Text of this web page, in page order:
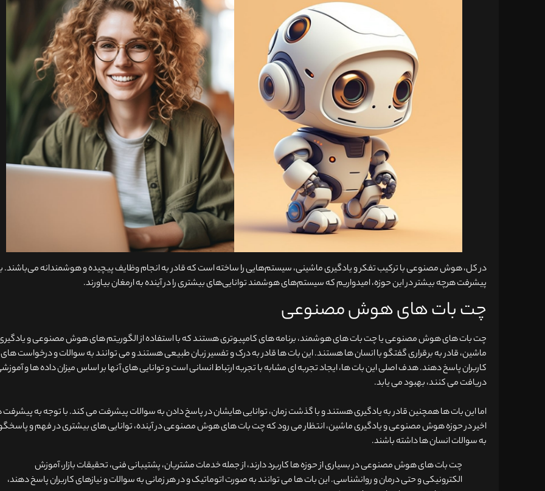
در کل، هوش مصنوعی با ترکیب تفکر و یادگیری ماشینی، سیستم‌هایی را ساخته است که قادر به انجام وظایف پیچیده و هوشمندانه می‌باشند.
پیشرفت هرچه بیشتر در این حوزه، امیدواریم که سیستم‌های هوشمند توانایی‌های بیشتری را در آینده به ارمغان بیاورند.
چت بات های هوش مصنوعی
چت بات های هوش مصنوعی یا چت بات های هوشمند، برنامه های کامپیوتری هستند که با استفاده از الگوریتم های هوش مصنوعی و
ماشین، قادر به برقراری گفتگو با انسان ها هستند. این بات ها قادر به درک و تفسیر زبان طبیعی هستند و می توانند به سوالات و درخواست های
کاربران پاسخ دهند. هدف اصلی این بات ها، ایجاد تجربه ای مشابه با تجربه ارتباط انسانی است و توانایی های آنها بر اساس میزان داده ها و
دریافت می کنند، بهبود می یابد.
اما این بات ها همچنین قادر به یادگیری هستند و با گذشت زمان، توانایی هایشان در پاسخ دادن به سوالات پیشرفت می کند. با توجه به
اخیر در حوزه هوش مصنوعی و یادگیری ماشین، انتظار می رود که چت بات های هوش مصنوعی در آینده، توانایی های بیشتری در فهم و
به سوالات انسان ها داشته باشند.
چت بات های هوش مصنوعی در بسیاری از حوزه ها کاربرد دارند، از جمله خدمات مشتریان، پشتیبانی فنی، تحقیقات بازار، آموزش
الکترونیکی و حتی درمان و روانشناسی. این بات ها می توانند به صورت اتوماتیک و در هر زمانی به سوالات و نیازهای کاربران پاسخ دهند،